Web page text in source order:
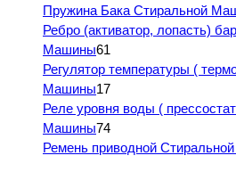
Пружина Бака Стиральной
Ребро (активатор, лопасть)
Машины61
Регулятор температуры (
Машины17
Реле уровня воды (
Машины74
Ремень приводной